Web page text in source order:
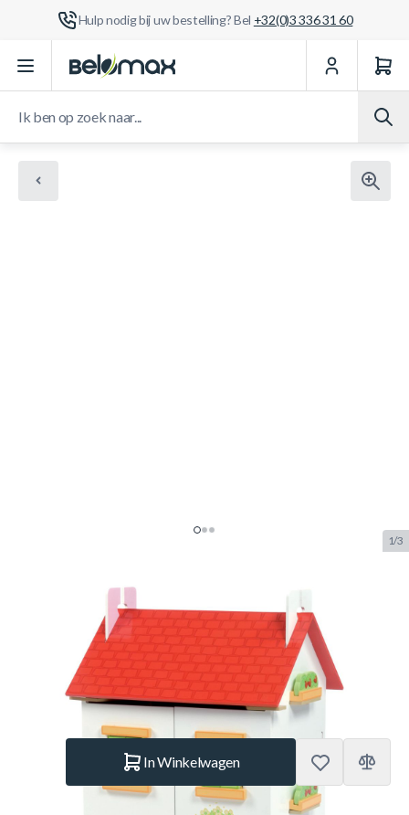
Hulp nodig bij uw bestelling? Bel +32(0)3 336 31 60
Ga naar de inhoud
1/3
Le Toy Van Tutti-Frutti
Poppenhuis
LTV.H120
€ 129.– Op voorraad
In Winkelwagen